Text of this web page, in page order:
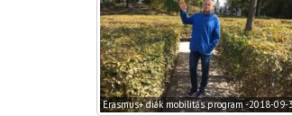
Erasmus+ diák mobilitás program -2018-09-